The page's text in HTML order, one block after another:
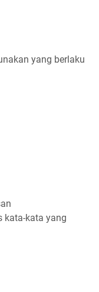
yang berlaku
kata-kata yang